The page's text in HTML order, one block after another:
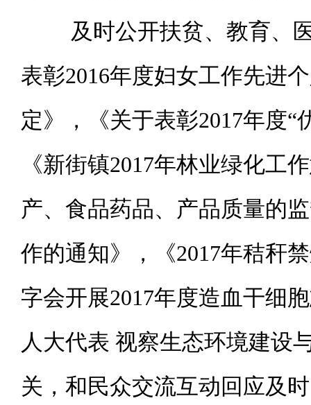
及时公开扶贫、教育、医
表彰2016年度妇女工作先进
定》，《关于表彰2017年度“
《新街镇2017年林业绿化工
产、食品药品、产品质量的
作的通知》，《2017年秸秆
字会开展2017年度造血干细
人大代表 视察生态环境建设
关，和民众交流互动回应及